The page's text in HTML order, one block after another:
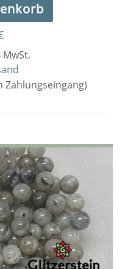
Zahlungseingang)